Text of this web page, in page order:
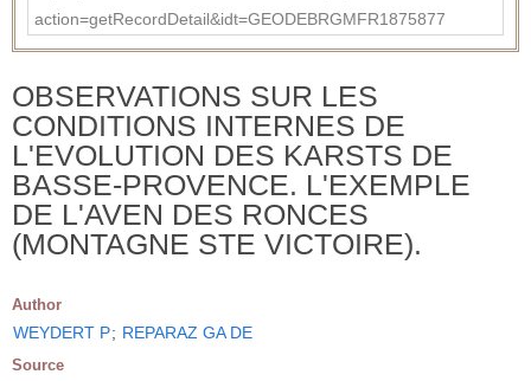
action=getRecordDetail&idt=GEODEBRGMFR1875877
OBSERVATIONS SUR LES
CONDITIONS INTERNES DE
L'EVOLUTION DES KARSTS DE
BASSE-PROVENCE. L'EXEMPLE
DE L'AVEN DES RONCES
(MONTAGNE STE VICTOIRE).
Author
WEYDERT P; REPARAZ GA DE
Source